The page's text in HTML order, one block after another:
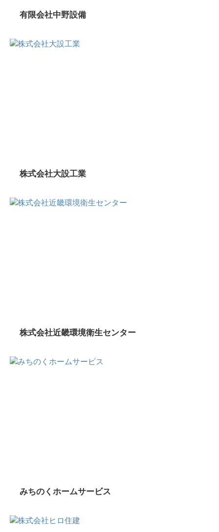
有限会社中野設備
株式会社大設工業
株式会社近畿環境衛生センター
みちのくホームサービス